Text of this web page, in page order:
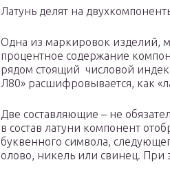
Латунь делят на
Одна из маркировок изделий,
процентное содержание
рядом стоящий числовой
Л80» расшифровывается, как
Две составляющие – не
в состав латуни компонент
буквенного символа,
олово, никель или свинец. При